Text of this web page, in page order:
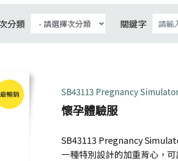
分類 關鍵字
最暢銷 SB43113 Pregnancy
懷孕體驗服
SB43113 Pregnancy
一種特別設計的加重背心，